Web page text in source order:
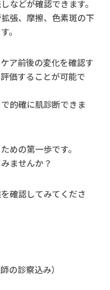
などが確認できます。
張、摩擦、色素斑の下
。
ア前後の変化を確認す
価することが可能で
的確に肌診断できま
めの第一歩です。
ませんか？
確認してみてくださ
の診察込み）